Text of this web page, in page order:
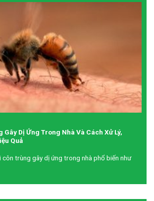
Gây Dị Ứng Trong Nhà Và Cách Xử Lý,
Quả
côn trùng gây dị ứng trong nhà phổ biến như